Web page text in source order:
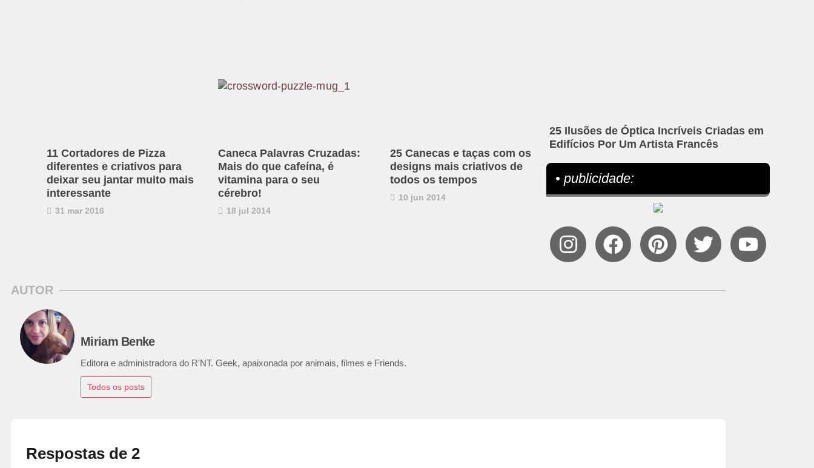
11 Cortadores de Pizza
diferentes e criativos para
deixar seu jantar muito mais
interessante
31 mar 2016
Caneca Palavras Cruzadas:
Mais do que cafeína, é
vitamina para o seu
cérebro!
18 jul 2014
25 Canecas e taças com os
designs mais criativos de
todos os tempos
10 jun 2014
25 Ilusões de Óptica Incríveis Criadas em
Edifícios Por Um Artista Francês
• publicidade:
AUTOR
Miriam Benke
Editora e administradora do R'NT. Geek, apaixonada por animais, filmes e Friends.
Todos os posts
Respostas de 2